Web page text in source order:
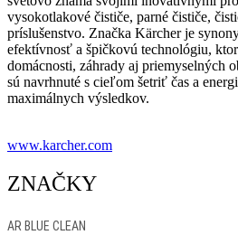
vysokotlakové čističe, parné čističe,
príslušenstvo. Značka Kärcher je
efektívnosť a špičkovú technológiu,
domácnosti, záhrady aj priemyselných
sú navrhnuté s cieľom šetriť čas a
maximálnych výsledkov.
www.karcher.com
ZNAČKY
AR BLUE CLEAN